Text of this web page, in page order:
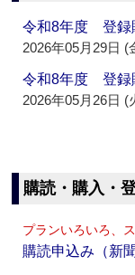
令和8年度 登録
2026年05月29日 (
令和8年度 登録
2026年05月26日 (
購読・購入・
プランいろいろ、
購読申込み（新